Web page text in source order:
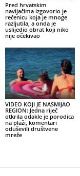
Pred hrvatskim
navijačima izgovorio je
rečenicu koja je mnoge
razljutila, a onda je
uslijedio obrat koji niko
nije očekivao
VIDEO KOJI JE NASMIJAO
REGION: Jedna riječ
otkrila odakle je porodica
na plaži, komentari
oduševili društvene
mreže